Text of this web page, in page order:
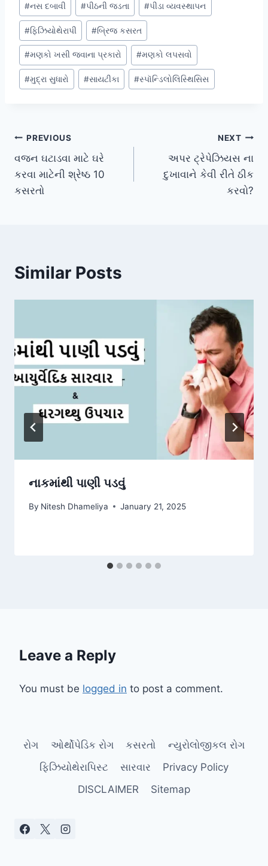
#નસ દબાવી #પીઠની જડતા #પીડા વ્યવસ્થાપન
#ફિઝિયોથેરાપી #બ્રિજ કસરત
#મણકો ખસી જવાના પ્રકારો #મણકો લપસવો
#મુદ્રા સુધારો #સાયટીકા #સ્પૉન્ડિલોલિસ્થિસિસ
Post
navigation
PREVIOUS
વજન ઘટાડવા માટે ઘરે
કરવા માટેની શ્રેષ્ઠ 10
કસરતો
NEXT
અપર ટ્રેપેઝિયસ ના
દુખાવાને કેવી રીતે ઠીક
કરવો?
Similar Posts
નાકમાંથી પાણી પડવું
By Nitesh Dhameliya January 21, 2025
Leave a Reply
You must be logged in to post a comment.
રોગ ઓર્થોપેડિક રોગ કસરતો
ન્યુરોલોજીકલ રોગ
ફિઝિયોથેરાપિસ્ટ
સારવાર
Privacy Policy
DISCLAIMER
Sitemap